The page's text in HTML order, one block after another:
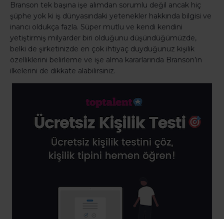
Branson tek başına işe alımdan sorumlu değil ancak hiç
şüphe yok ki iş dünyasındaki yetenekler hakkında bilgisi ve
inancı oldukça fazla. Süper mutlu ve kendi kendini
yetiştirmiş milyarder biri olduğunu düşündüğümüzde,
belki de şirketinizde en çok ihtiyaç duyduğunuz kişilik
özelliklerini belirleme ve işe alma kararlarında Branson’ın
ilkelerini de dikkate alabilirsiniz.